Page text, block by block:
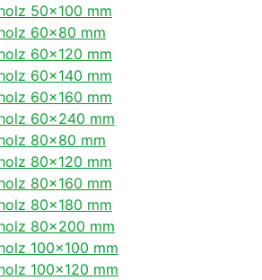
50×100 mm
60×80 mm
60×120 mm
60×140 mm
60×160 mm
60×240 mm
80×80 mm
80×120 mm
80×160 mm
80×180 mm
80×200 mm
100×100 mm
100×120 mm